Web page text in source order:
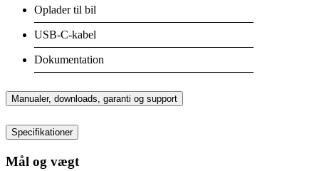
Oplader til bil
USB-C-kabel
Dokumentation
Manualer, downloads, garanti og support
Specifikationer
Mål og vægt